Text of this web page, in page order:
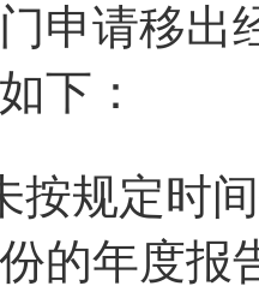
申请移出
下：
按规定时
的年度报